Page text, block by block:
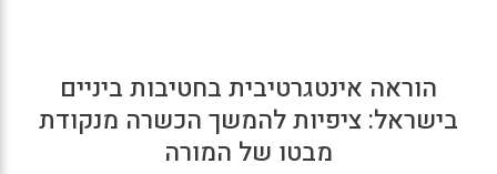
הוראה אינטגרטיבית בחטיבות ביניים
בישראל: ציפיות להמשך הכשרה מנקודת
מבטו של המורה